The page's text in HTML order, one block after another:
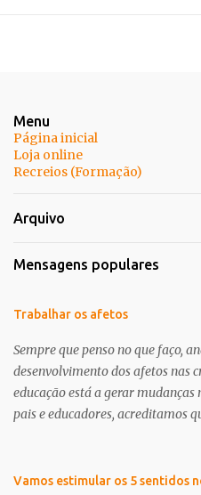
Menu
Página inicial
Loja online
Recreios (Formação)
Arquivo
Mensagens populares
Trabalhar os afetos
Sempre que penso no que faço,
desenvolvimento dos afetos nas
educação está a gerar mudanças
pais e educadores, acreditamos
“nova” infância. Uma infância
Vamos estimular os 5 sentidos